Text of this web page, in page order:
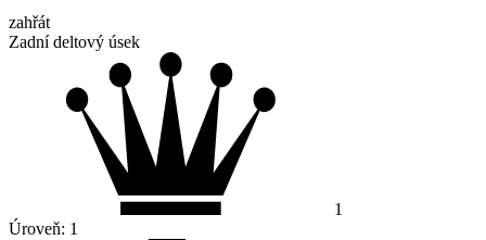
zahřát
Zadní deltový úsek
1
Úroveň: 1